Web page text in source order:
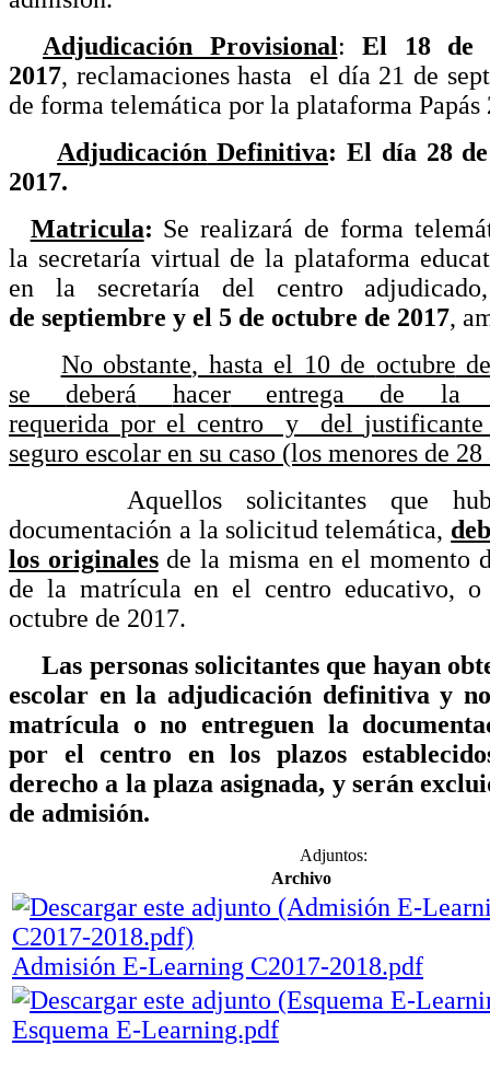
Adjudicación Provisional: El 18 de
2017, reclamaciones hasta el día 21 de
de forma telemática por la plataforma Papás
Adjudicación Definitiva: El día 28
2017.
Matricula: Serealizará de forma
la secretaría virtual de la plataforma
en la secretaría del centro adjudicado
de septiembre y el 5 de octubre de 2017,
No obstante, hasta el 10 de octubre
sedeberá hacer entrega de
requerida por el centro y del justificante
seguro escolar en su caso (los menores de 28
Aquellos solicitantes que
documentación a la solicitud telemática,
los originalesde la misma en el momento
de la matrícula en el centro educativo,
octubre de 2017.
Las personas solicitantes que hayan
escolar en la adjudicación definitiva y
matrícula o no entreguen la
por el centro en los plazos
derecho a la plaza asignada, y serán
de admisión.
Adjuntos:
Archivo
Admisión E-Learning C2017-2018.pdf
Esquema E-Learning.pdf